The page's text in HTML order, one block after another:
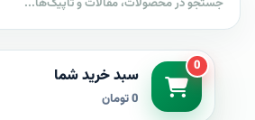
0 سبد خرید شما
0 تومان